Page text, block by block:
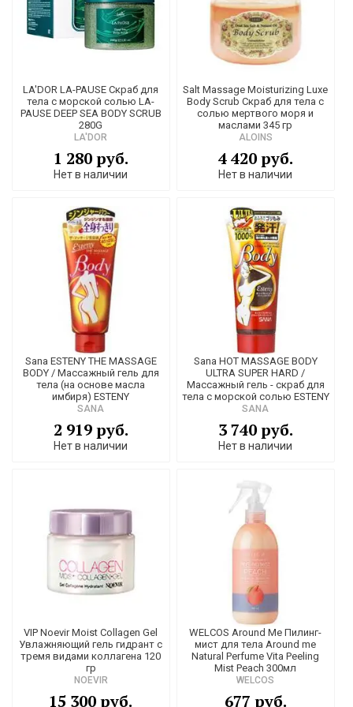
LA'DOR LA-PAUSE Скраб для
тела с морской солью LA-
PAUSE DEEP SEA BODY SCRUB
280G
LA'DOR
1 280 руб.
Нет в наличии
Salt Massage Moisturizing Luxe
Body Scrub Скраб для тела с
солью мертвого моря и
маслами 345 гр
ALOINS
4 420 руб.
Нет в наличии
Sana ESTENY THE MASSAGE
BODY / Массажный гель для
тела (на основе масла
имбиря) ESTENY
SANA
2 919 руб.
Нет в наличии
Sana HOT MASSAGE BODY
ULTRA SUPER HARD /
Массажный гель - скраб для
тела c морской солью ESTENY
SANA
3 740 руб.
Нет в наличии
VIP Noevir Moist Collagen Gel
Увлажняющий гель гидрант с
тремя видами коллагена 120
гр
NOEVIR
15 300 руб.
WELCOS Around Me Пилинг-
мист для тела Around me
Natural Perfume Vita Peeling
Mist Peach 300мл
WELCOS
677 руб.